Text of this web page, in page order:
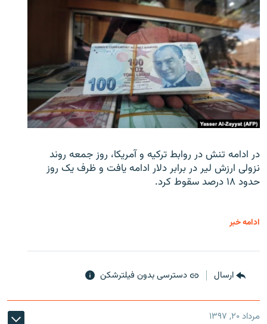
در ادامه تنش در روابط ترکیه و آمریکا، روز جمعه روند
نزولی ارزش لیر در برابر دلار ادامه یافت و ظرف یک روز
حدود ۱۸ درصد سقوط کرد.
ادامه خبر
ارسال دسترسی بدون فیلترشکن
مرداد ۲۰, ۱۳۹۷